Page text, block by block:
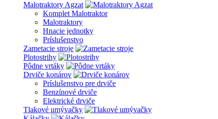
Malotraktory Agzat
Komplet Malotraktor
Malotraktory
Hnacie jednotky
Príslušenstvo
Zametacie stroje
Plotostrihy
Pôdne vrtáky
Drviče konárov
Príslušenstvo pre drviče
Benzínové drviče
Elektrické drviče
Tlakové umývačky